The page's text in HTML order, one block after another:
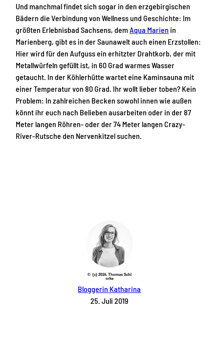
Und manchmal findet sich sogar in den erzgebirgischen
Bädern die Verbindung von Wellness und Geschichte: Im
größten Erlebnisbad Sachsens, dem Aqua Marien in
Marienberg, gibt es in der Saunawelt auch einen Erzstollen:
Hier wird für den Aufguss ein erhitzter Drahtkorb, der mit
Metallwürfeln gefüllt ist, in 60 Grad warmes Wasser
getaucht. In der Köhlerhütte wartet eine Kaminsauna mit
einer Temperatur von 80 Grad. Ihr wollt lieber toben? Kein
Problem: In zahlreichen Becken sowohl innen wie außen
könnt ihr euch nach Belieben ausarbeiten oder in der 87
Meter langen Röhren- oder der 74 Meter langen Crazy-
River-Rutsche den Nervenkitzel suchen.
© (c) 2016, Thomas Schl
orke
Bloggerin Katharina
25. Juli 2019